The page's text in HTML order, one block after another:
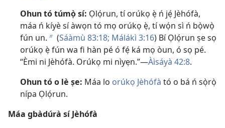
Ohun tó túmọ̀ sí: Ọlọ́run, tí orúkọ ẹ̀ ń jẹ́ Jèhófà,
máa ń kíyè sí àwọn tó mọ orúkọ ẹ̀, tí wọ́n sì ń bọ̀wọ̀
fún un. b (Sáàmù 83:18; Málákì 3:16) Bí Ọlọ́run ṣe sọ
orúkọ ẹ̀ fún wa fi hàn pé ó fẹ́ ká mọ òun, ó sọ pé.
“Èmi ni Jèhófà. Orúkọ mi nìyẹn.”​—Àìsáyà 42:8.
Ohun tó o lè ṣe: Máa lo orúkọ Jèhófà tó o bá ń sọ̀rọ̀
nípa Ọlọ́run.
Máa gbàdúrà sí Jèhófà